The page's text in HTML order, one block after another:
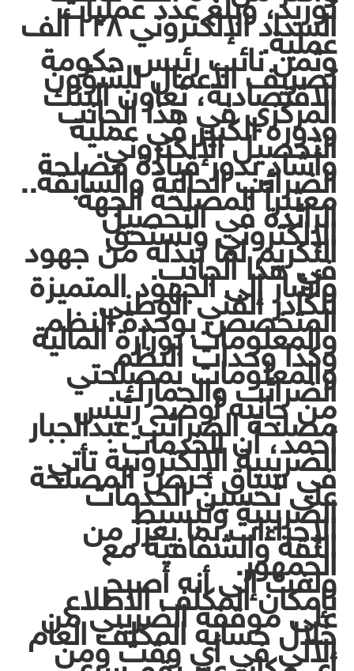
توريد، وبلغ عدد عملياتالسداد الإلكتروني ٢٢٨ ألف عملية.
وثمن نائب رئيس حكومة
تصريف الأعمال للشؤون
الاقتصادية، تعاون البنك
المركزي في هذا الجانب
ودوره الكبير في عملية
التحصيل الإلكتروني.
وأشاد بدور قيادة مصلحة
الضرائب الحالية والسابقة..
معتبراً المصلحة الجهة
الرائدة في التحصيل
الإلكتروني وتستحق
التكريم لما تبذله من جهود
في هذا الجانب.
وأشار إلى الجهود المتميزة
للكادر الفني الوطني
المتخصص بوحدة النظم
والمعلومات بوزارة المالية
وكذا وحدات النظم
والمعلومات بمصلحتي
الضرائب والجمارك.
من جانبه أوضح رئيس
مصلحة الضرائب عبدالجبار
أحمد، أن الخدمات
الضريبية الإلكترونية تأتي
في سياق حرص المصلحة
على تحسين الخدمات
الضريبية وتبسيط
الإجراءات بما يعزز من
الثقة والشفافية مع
الجمهور.
ولفت إلى أنه أصبح
بإمكان المكلف الاطلاع
على موقفه الضريبي من
خلال حسابه المكلف العام
الآلي في أي وقت ومن